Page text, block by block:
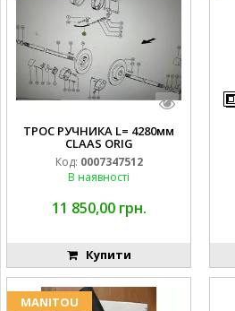
ТРОС РУЧНИКА L= 4280мм
CLAAS ORIG
Код: 0007347512
В наявності
11 850,00 грн.
Купити
MANITOU